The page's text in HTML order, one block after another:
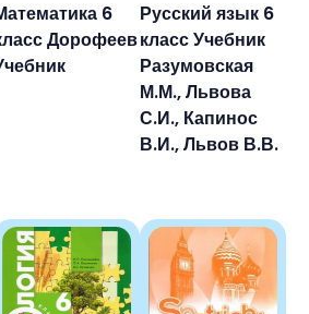
6
Дорофеев
Русский язык 6
класс Учебник
Разумовская
М.М., Львова
С.И., Капинос
В.И., Львов В.В.